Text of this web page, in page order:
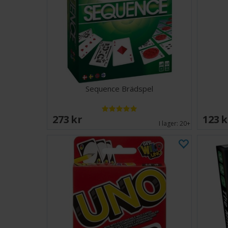
Sequence Brädspel
273 SEK I lager:20+ 123